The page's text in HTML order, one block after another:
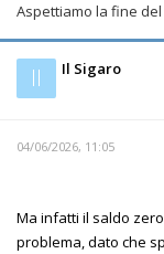
Aspettiamo la fine
Il Il Sigaro
04/06/2026, 11:05
Ma infatti il saldo
problema, dato che